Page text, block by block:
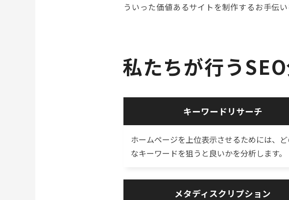
ういった価値あるサイトを制作するお手伝い
私たちが行う
キーワードリサーチ
ホームページを上位表示させるためには、ど
なキーワードを狙うと良いかを分析します。
メタディスクリプション